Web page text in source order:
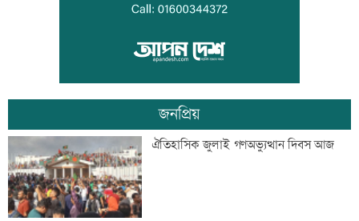
লক্ষ্মীপুরে সপ্তাহব্যাপী বৃক্ষরোপণ অভিযান-
বৃক্ষমেলা
বিআইএ-বীমা ফোরামের সঙ্গে আইডিআরএ’র
মতবিনিময়
জনপ্রিয়
ঐতিহাসিক জুলাই গণঅভ্যুত্থান দিবস আজ